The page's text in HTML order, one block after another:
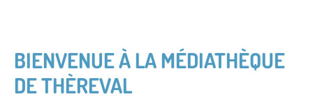
BIENVENUE À LA MÉDIATHÈQUE
DE THÈREVAL